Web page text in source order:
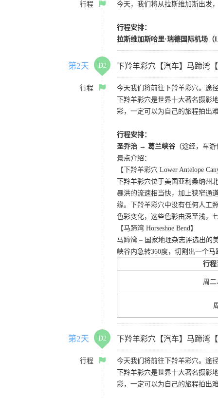
行程 今天，我们将从拉斯维加斯出发
行程安排：
拉斯维加斯哈里·瑞德国际机场
第2天 D2 下羚羊彩穴【汽车】马蹄湾
行程
今天我们将前往下羚羊彩穴。途
下羚羊彩穴是世界十大著名摄
彩，一定可以为自己的旅程拍出
行程安排：
圣乔治 → 葛兰峡谷 （途经，车
景点介绍：
【下羚羊彩穴 Lower Antelope
下羚羊彩穴位于美国亚利桑纳
暴洪的流速相当快，加上狭窄通
缘。下羚羊彩穴中没有任何人工
色彩变化，这些色彩由深至浅，
【马蹄湾 Horseshoe Bend】
马蹄湾 – 国家地理杂志评选出的
峡谷内急转360度，切割出一个
行程
周
第2天 D2 下羚羊彩穴【汽车】马蹄湾
行程
今天我们将前往下羚羊彩穴。途
下羚羊彩穴是世界十大著名摄
彩，一定可以为自己的旅程拍出